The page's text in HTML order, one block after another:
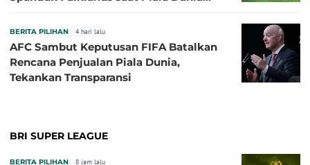
BERITA PILIHAN 4 hari lalu
AFC Sambut Keputusan FIFA Batalkan
Rencana Penjualan Piala Dunia,
Tekankan Transparansi
BRI SUPER LEAGUE
BERITA PILIHAN 8 jam lalu